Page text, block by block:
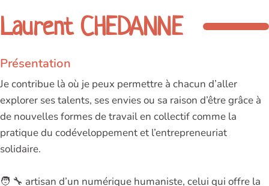
Laurent CHEDANNE
Présentation
Je contribue là où je peux permettre à chacun d’aller
explorer ses talents, ses envies ou sa raison d’être grâce à
de nouvelles formes de travail en collectif comme la
pratique du codéveloppement et l’entrepreneuriat
solidaire.
🧑 🔧 artisan d’un numérique humaniste, celui qui offre la